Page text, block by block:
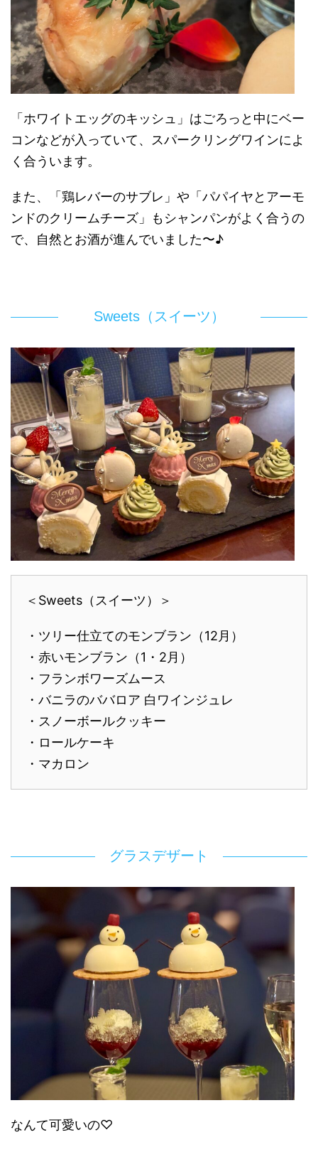
「ホワイトエッグのキッシュ」はごろっと中にベー
コンなどが入っていて、スパークリングワインによ
く合ういます。
また、「鶏レバーのサブレ」や「パパイヤとアーモ
ンドのクリームチーズ」もシャンパンがよく合うの
で、自然とお酒が進んでいました〜♪
Sweets（スイーツ）
＜Sweets（スイーツ）＞
・ツリー仕立てのモンブラン（12月）
・赤いモンブラン（1・2月）
・フランボワーズムース
・バニラのババロア 白ワインジュレ
・スノーボールクッキー
・ロールケーキ
・マカロン
グラスデザート
なんて可愛いの♡